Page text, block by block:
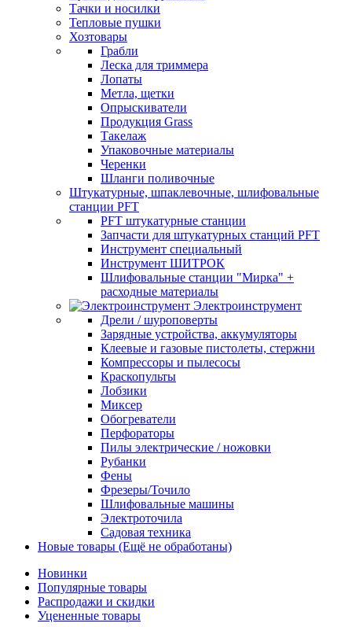
Тачки и носилки
Тепловые пушки
Хозтовары
Грабли
Леска для триммера
Лопаты
Метла, щетки
Опрыскиватели
Продукция Grass
Такелаж
Упаковочные материалы
Черенки
Шланги поливочные
Штукатурные, шпаклевочные, шлифовальные
станции PFT
PFT штукатурные станции
Запчасти для штукатурных станций PFT
Инструмент специальный
Инструмент ШИТРОК
Шлифовальные станции "Мирка" +
расходные материалы
Электроинструмент
Дрели / шуроповерты
Зарядные устройства, аккумуляторы
Клеевые и газовые пистолеты, стержни
Компрессоры и пылесосы
Краскопульты
Лобзики
Миксер
Обогреватели
Перфораторы
Пилы электрические / ножовки
Рубанки
Фены
Фрезеры/Точило
Шлифовальные машины
Электроточила
Садовая техника
Новые товары (Ещё не обработаны)
Новинки
Популярные товары
Распродажи и скидки
Уцененные товары